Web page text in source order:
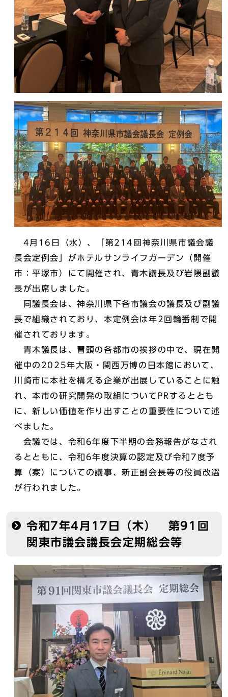
4月16日（水）、「第214回神奈川県市議会議
長会定例会」がホテルサンライフガーデン（開催
市：平塚市）にて開催され、青木議長及び岩隈副議
長が出席しました。
同議長会は、神奈川県下各市議会の議長及び副議
長で組織されており、本定例会は年2回輪番制で開
催されております。
青木議長は、冒頭の各都市の挨拶の中で、現在開
催中の2025年大阪・関西万博の日本館において、
川崎市に本社を構える企業が出展していることに触
れ、本市の研究開発の取組についてPRするととも
に、新しい価値を作り出すことの重要性について述
べました。
会議では、令和6年度下半期の会務報告がなされ
るとともに、令和6年度決算の認定及び令和7度予
算（案）についての議事、新正副会長等の役員改選
が行われました。
令和7年4月17日（木） 第91回
関東市議会議長会定期総会等